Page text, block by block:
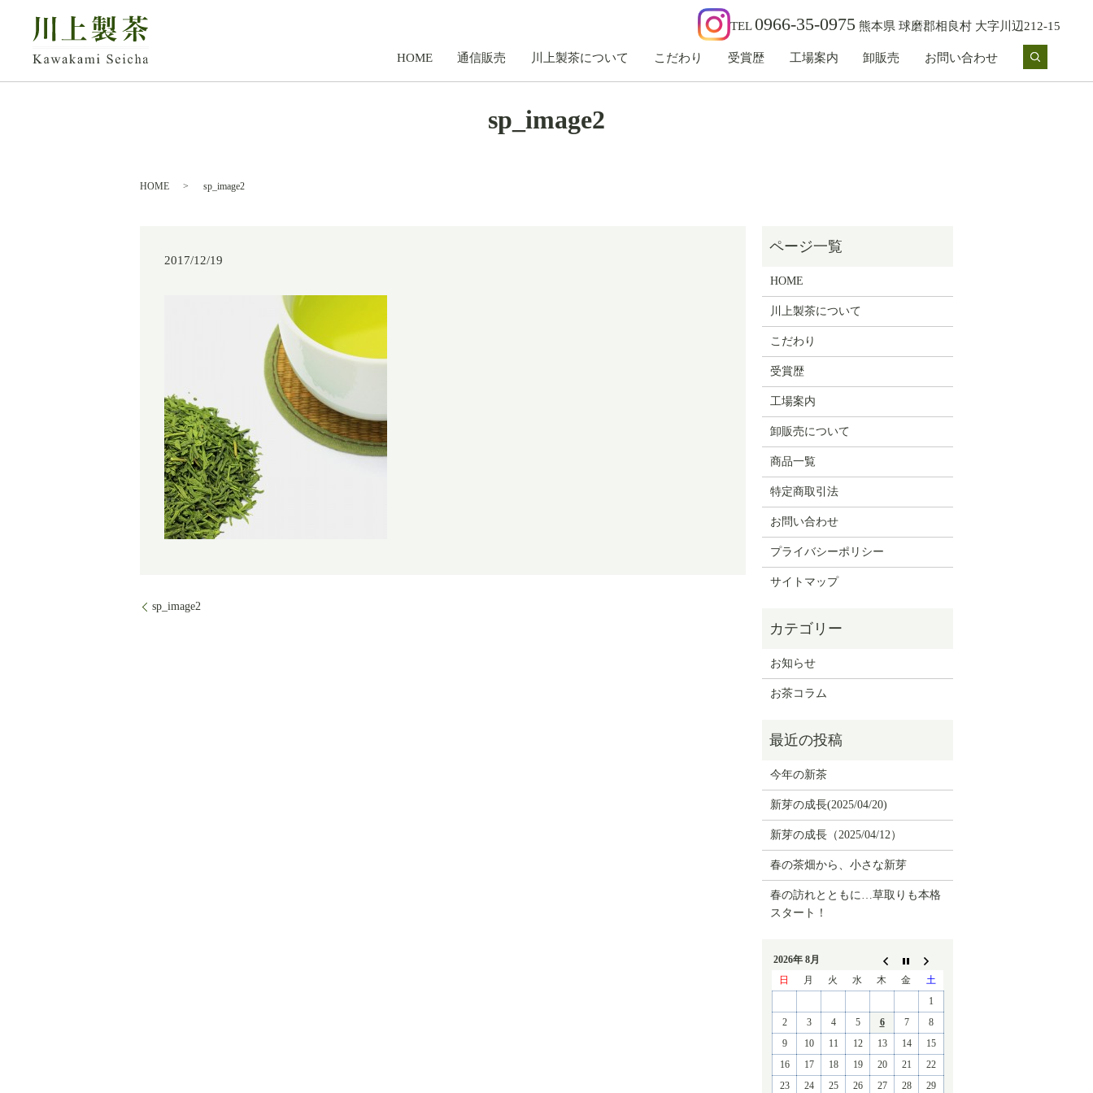
TEL0966-35-0975 熊本県 球磨郡相良村 大字川辺212-15
HOME 通信販売 川上製茶について こだわり 受賞歴 工場案内 卸販売 お問い合わせ
sp_image2
HOME sp_image2
2017/12/19
sp_image2
HOME
川上製茶について
こだわり
受賞歴
工場案内
卸販売について
商品一覧
特定商取引法
お問い合わせ
プライバシーポリシー
サイトマップ
お知らせ
お茶コラム
今年の新茶
新芽の成長(2025/04/20)
新芽の成長（2025/04/12）
春の茶畑から、小さな新芽
春の訪れとともに…草取りも本格
スタート！
2026年 8月
日
月 火 水 木 金
土
1
2
3 4 5 6 7
8
9
10 11 12 13 14
15
16
17 18 19 20 21
22
23
24 25 26 27 28 29